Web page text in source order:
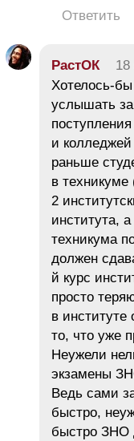
Ответить
РастОК 18
Хотелось-
услышать
и
раньше
в
2
института,
техникума
должен
й курс
просто
в институте
то, что уже
Неужели
экзамены
Ведь сами
быстро,
быстро ЗНО